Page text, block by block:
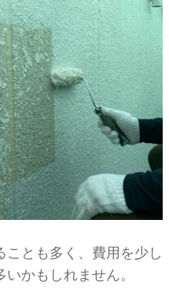
とも多く、費用を少し
かもしれません。